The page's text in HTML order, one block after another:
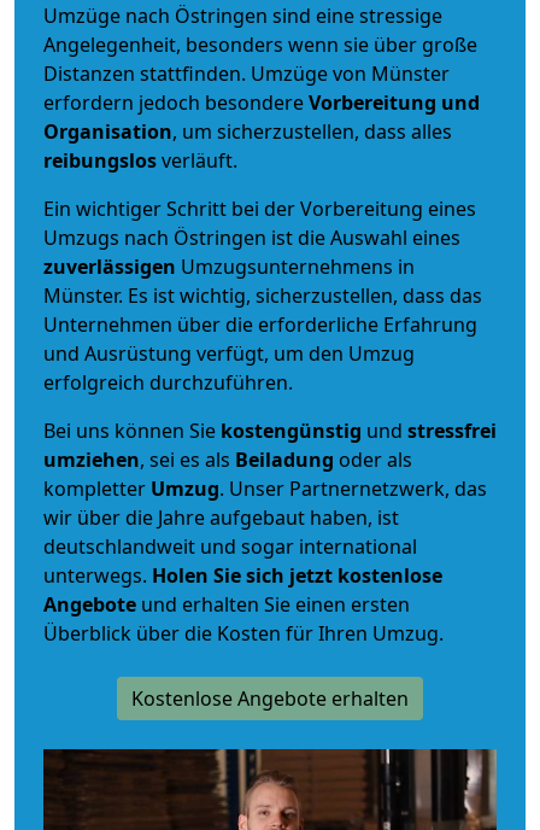
Umzüge nach Östringen sind eine stressige
Angelegenheit, besonders wenn sie über große
Distanzen stattfinden. Umzüge von Münster
erfordern jedoch besondereVorbereitung und
Organisation, um sicherzustellen, dass alles
reibungslosverläuft.
Ein wichtiger Schritt bei der Vorbereitung eines
Umzugs nach Östringen ist die Auswahl eines
zuverlässigen Umzugsunternehmens in
Münster. Es ist wichtig, sicherzustellen, dass das
Unternehmen über die erforderliche Erfahrung
und Ausrüstung verfügt, um den Umzug
erfolgreich durchzuführen.
Bei uns können Sie kostengünstig und stressfrei
umziehen, sei es als Beiladung oder als
kompletter Umzug. Unser Partnernetzwerk, das
wir über die Jahre aufgebaut haben, ist
deutschlandweit und sogar international
unterwegs. Holen Sie sich jetzt kostenlose
Angebote und erhalten Sie einen ersten
Überblick über die Kosten für Ihren Umzug.
Kostenlose Angebote erhalten